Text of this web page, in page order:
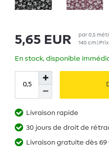
5,65 EUR par0,5
140 cm |
En stock, disponible
Livraison rapide
30 jours de droit de
Livraison gratuite dès 69